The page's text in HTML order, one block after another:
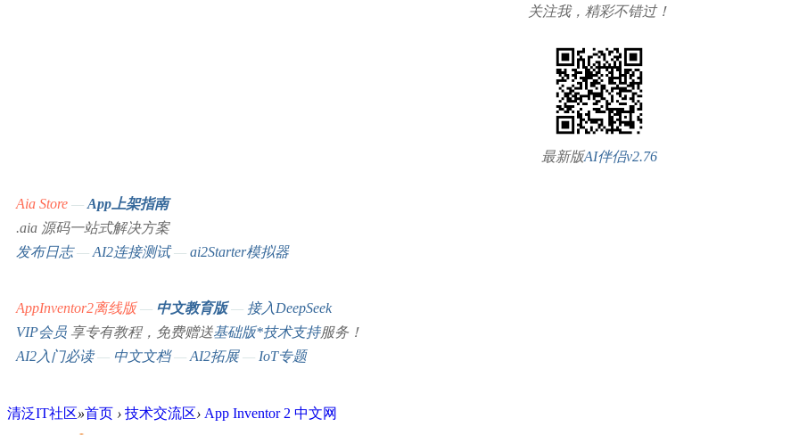
关注我，精彩不错过！
最新版AI伴侣v2.76
Aia Store — App上架指南
.aia 源码一站式解决方案
发布日志— AI2连接测试— ai2Starter模拟器
AppInventor2离线版— 中文教育版— 接入DeepSeek
VIP会员 享专有教程，免费赠送基础版*技术支持服务！
AI2入门必读— 中文文档— AI2拓展— IoT专题
清泛IT社区»首页 › 技术交流区› App Inventor 2 中文网